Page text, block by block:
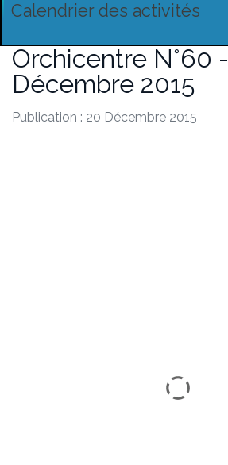
Calendrier des activités
Orchicentre N°60 -
Décembre 2015
Publication : 20 Décembre 2015